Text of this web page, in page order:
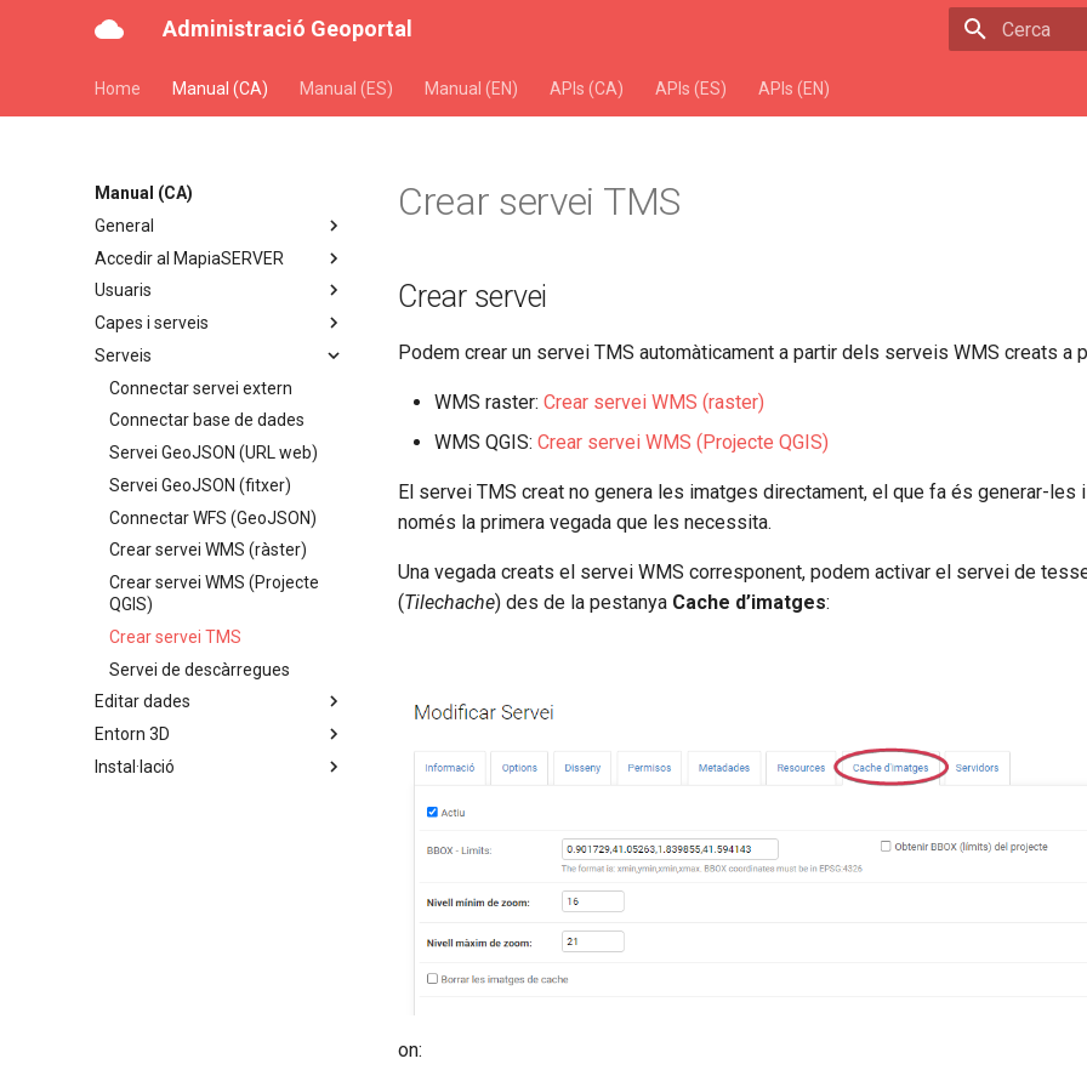
Administració Geoportal
Home Manual (CA) Manual (ES) Manual (EN) APIs (CA) APIs (ES) APIs (EN)
Manual (CA)
General
Accedir al MapiaSERVER
Usuaris
Capes i serveis
Serveis
Connectar servei extern
Connectar base de dades
Servei GeoJSON (URL web)
Servei GeoJSON (fitxer)
Connectar WFS (GeoJSON)
Crear servei WMS (ràster)
Crear servei WMS (Projecte
QGIS)
Crear servei TMS
Servei de descàrregues
Editar dades
Entorn 3D
Instal·lació
Crear servei TMS
Crear servei
Podem crear un servei TMS automàticament a partir dels serveis WMS creats a
WMS raster: Crear servei WMS (raster)
WMS QGIS: Crear servei WMS (Projecte QGIS)
El servei TMS creat no genera les imatges directament, el que fa és generar-les
només la primera vegada que les necessita.
Una vegada creats el servei WMS corresponent, podem activar el servei de
(Tilechache) des de la pestanya Cache d’imatges:
on: